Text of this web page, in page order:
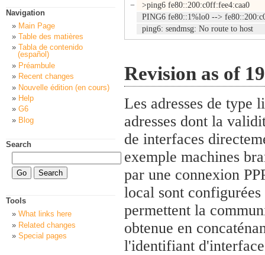
−
>ping6 fe80::200:c0ff:fee4:caa0
PING6 fe80::1%lo0 -->
ping6: sendmsg: No route to host
Revision as of
Les adresses de type
adresses dont la
de interfaces
exemple machines
par une connexion
local sont
permettent la
obtenue en
l'identifiant
Navigation
Main Page
Table des matières
Tabla de contenido
(español)
Préambule
Recent changes
Nouvelle édition (en cours)
Help
G6
Blog
Search
Tools
What links here
Related changes
Special pages